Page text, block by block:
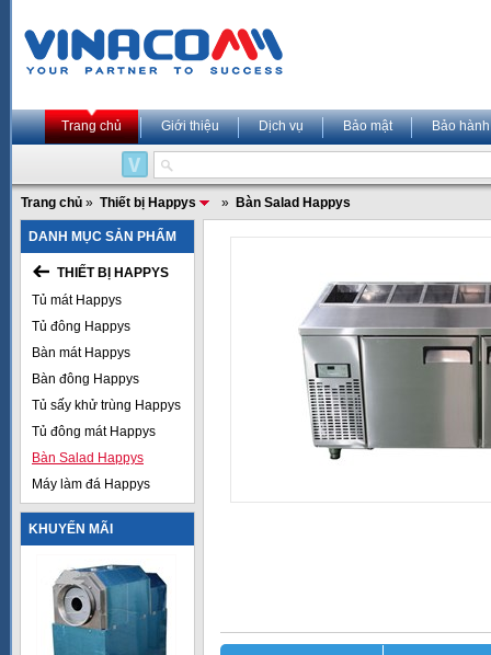
Trang chủ Giới thiệu Dịch vụ Bảo mật Bảo hành
Trang chủ » Thiết bị Happys » Bàn Salad Happys
DANH MỤC SẢN PHẨM
THIẾT BỊ HAPPYS
Tủ mát Happys
Tủ đông Happys
Bàn mát Happys
Bàn đông Happys
Tủ sấy khử trùng Happys
Tủ đông mát Happys
Bàn Salad Happys
Máy làm đá Happys
KHUYẾN MÃI